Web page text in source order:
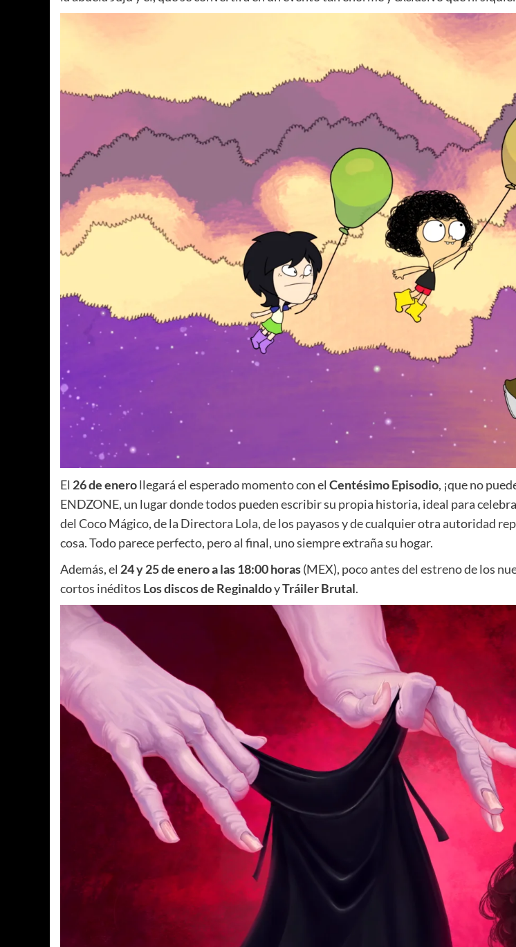
El 26 de enerollegará el esperado momento con el Centésimo Episodio, ¡que no
ENDZONE, un lugar donde todos pueden escribir su propia historia, ideal para
del Coco Mágico, de la Directora Lola, de los payasos y de cualquier otra autoridad
cosa. Todo parece perfecto, pero al final, uno siempre extraña su hogar.
Además, el 24 y 25 de enero a las 18:00 horas(MEX), poco antes del estreno de los
cortos inéditos Los discos de ReginaldoyTráiler Brutal.